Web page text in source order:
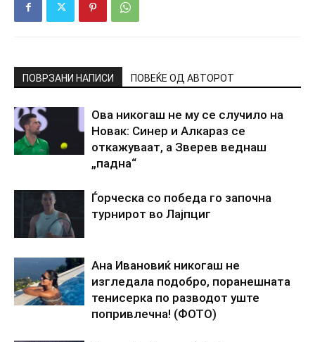
ПОВРЗАНИ НАПИСИ ПОВЕЌЕ ОД АВТОРОТ
Ова никогаш не му се случило на
Новак: Синер и Алкараз се
откажуваат, а Зверев веднаш
„падна“
Ѓорческа со победа го започна
турнирот во Лајпциг
Ана Ивановиќ никогаш не
изгледала подобро, поранешната
тенисерка по разводот уште
попривлечна! (ФОТО)